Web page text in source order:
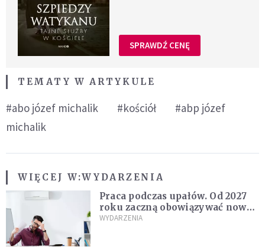
SPRAWDŹ CENĘ
TEMATY W ARTYKULE
#abo józef michalik #kościół
#abp józef
michalik
WIĘCEJ W:WYDARZENIA
Praca podczas upałów. Od 2027
roku zaczną obowiązywać nowe
przepisy
WYDARZENIA